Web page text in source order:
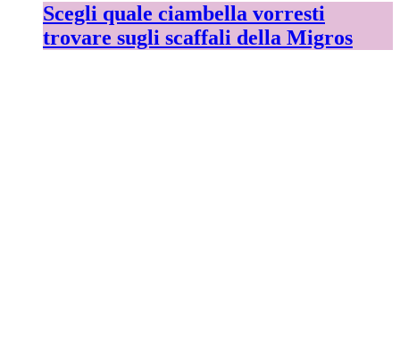
Scegli quale ciambella vorresti
trovare sugli scaffali della Migros